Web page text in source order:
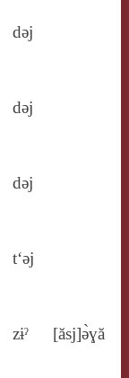
dǝj
dǝj
dǝj
t‘ǝj
zɨˀ [ăsj]ə̀ɣă